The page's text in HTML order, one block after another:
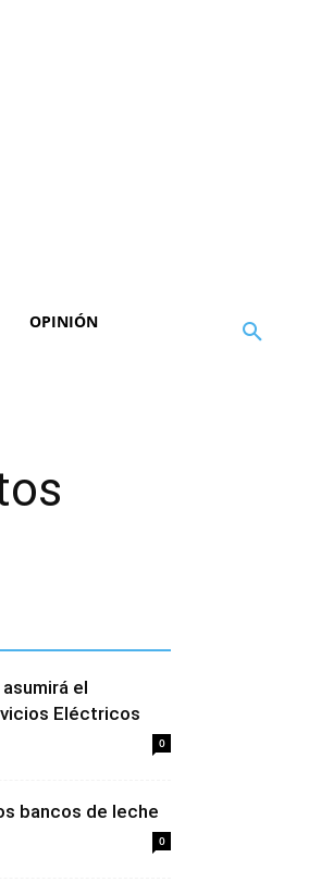
OPINIÓN
el
Eléctricos
0
bancos de leche
0